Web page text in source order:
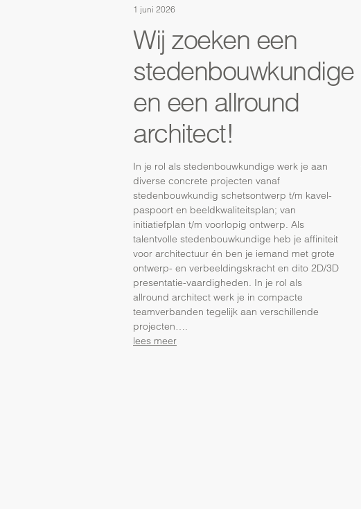
1 juni 2026
Wij zoeken een
stedenbouwkundige
en een allround
architect!
In je rol als stedenbouwkundige werk je aan
diverse concrete projecten vanaf
stedenbouwkundig schetsontwerp t/m kavel-
paspoort en beeldkwaliteitsplan; van
initiatiefplan t/m voorlopig ontwerp. Als
talentvolle stedenbouwkundige heb je affiniteit
voor architectuur én ben je iemand met grote
ontwerp- en verbeeldingskracht en dito 2D/3D
presentatie-vaardigheden. In je rol als
allround architect werk je in compacte
teamverbanden tegelijk aan verschillende
projecten….
lees meer